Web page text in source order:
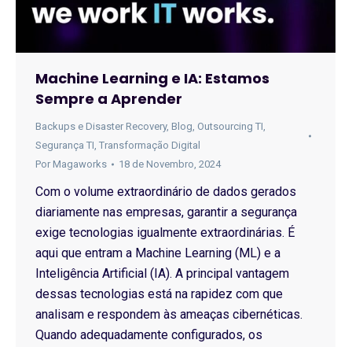
Machine Learning e IA: Estamos
Sempre a Aprender
Backups e Disaster Recovery, Blog, Outsourcing TI,
Segurança TI, Transformação Digital
Por Magaworks 18 de Novembro, 2024
Com o volume extraordinário de dados gerados
diariamente nas empresas, garantir a segurança
exige tecnologias igualmente extraordinárias. É
aqui que entram a Machine Learning (ML) e a
Inteligência Artificial (IA). A principal vantagem
dessas tecnologias está na rapidez com que
analisam e respondem às ameaças cibernéticas.
Quando adequadamente configurados, os